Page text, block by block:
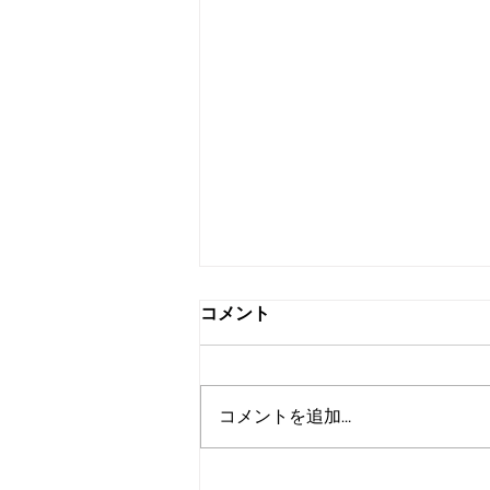
コメント
コメントを追加…